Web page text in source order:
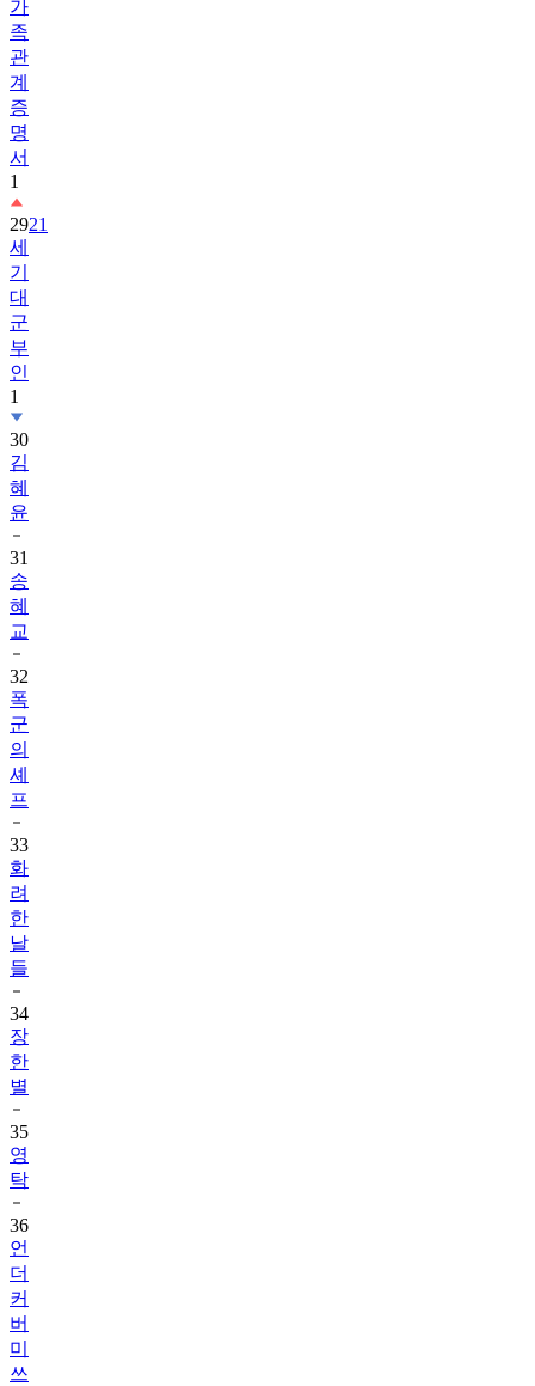
가
족
관
계
증
명
서
1
2921
세
기
대
군
부
인
1
30
김
혜
윤
31
송
혜
교
32
폭
군
의
셰
프
33
화
려
한
날
들
34
장
한
별
35
영
탁
36
언
더
커
버
미
쓰